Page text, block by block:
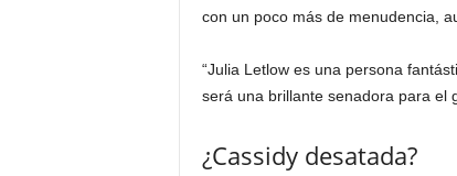
con un poco más de menudencia,
“Julia Letlow es una persona
será una brillante senadora para el
¿Cassidy desatada?